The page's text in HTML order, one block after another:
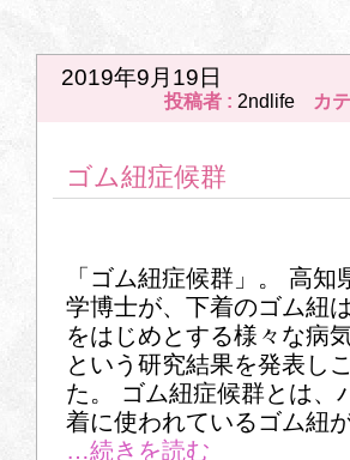
2019年9月19日
投稿者 : 2ndlife カ
ゴム紐症候群
「ゴム紐症候群」。 高知
学博士が、下着のゴム紐
をはじめとする様々な病
という研究結果を発表し
た。 ゴム紐症候群とは、
着に使われているゴム紐